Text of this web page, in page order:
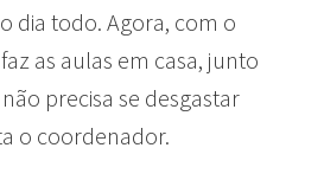
dia todo. Agora, com o
as aulas em casa, junto
precisa se desgastar
o coordenador.